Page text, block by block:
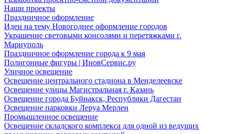
Наши проекты
Праздничное оформление
Идеи на тему Новогоднее оформление городов
Украшение световыми консолями и перетяжками г.
Мариуполь
Праздничное оформление города к 9 мая
Полигонные фигуры | ИновСервис.ру
Уличное освещение
Освещение центрального стадиона в Менделеевске
Освещение улицы Магистральная г. Казань
Освещение города Буйнакск, Республики Дагестан
Освещение парковки Леруа Мерлен
Промышленное освещение
Освещение складского комплекса для одной из ведущих